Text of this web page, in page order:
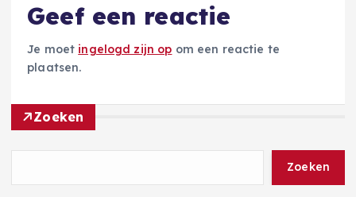
Geef een reactie
Je moet ingelogd zijn op om een reactie te
plaatsen.
Zoeken
Zoeken